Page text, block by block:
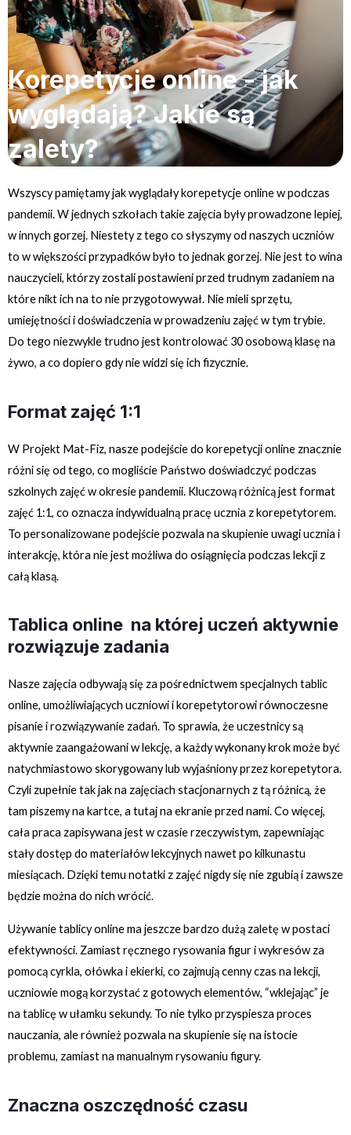
Korepetycje online - jak
wyglądają? Jakie są
zalety?
Wszyscy pamiętamy jak wyglądały korepetycje online w podczas
pandemii. W jednych szkołach takie zajęcia były prowadzone lepiej,
w innych gorzej. Niestety z tego co słyszymy od naszych uczniów
to w większości przypadków było to jednak gorzej. Nie jest to wina
nauczycieli, którzy zostali postawieni przed trudnym zadaniem na
które nikt ich na to nie przygotowywał. Nie mieli sprzętu,
umiejętności i doświadczenia w prowadzeniu zajęć w tym trybie.
Do tego niezwykle trudno jest kontrolować 30 osobową klasę na
żywo, a co dopiero gdy nie widzi się ich fizycznie.
Format zajęć 1:1
W Projekt Mat-Fiz, nasze podejście do korepetycji online znacznie
różni się od tego, co mogliście Państwo doświadczyć podczas
szkolnych zajęć w okresie pandemii. Kluczową różnicą jest format
zajęć 1:1, co oznacza indywidualną pracę ucznia z korepetytorem.
To personalizowane podejście pozwala na skupienie uwagi ucznia i
interakcję, która nie jest możliwa do osiągnięcia podczas lekcji z
całą klasą.
Tablica online na której uczeń aktywnie
rozwiązuje zadania
Nasze zajęcia odbywają się za pośrednictwem specjalnych tablic
online, umożliwiających uczniowi i korepetytorowi równoczesne
pisanie i rozwiązywanie zadań. To sprawia, że uczestnicy są
aktywnie zaangażowani w lekcję, a każdy wykonany krok może być
natychmiastowo skorygowany lub wyjaśniony przez korepetytora.
Czyli zupełnie tak jak na zajęciach stacjonarnych z tą różnicą, że
tam piszemy na kartce, a tutaj na ekranie przed nami. Co więcej,
cała praca zapisywana jest w czasie rzeczywistym, zapewniając
stały dostęp do materiałów lekcyjnych nawet po kilkunastu
miesiącach. Dzięki temu notatki z zajęć nigdy się nie zgubią i zawsze
będzie można do nich wrócić.
Używanie tablicy online ma jeszcze bardzo dużą zaletę w postaci
efektywności. Zamiast ręcznego rysowania figur i wykresów za
pomocą cyrkla, ołówka i ekierki, co zajmują cenny czas na lekcji,
uczniowie mogą korzystać z gotowych elementów, “wklejając” je
na tablicę w ułamku sekundy. To nie tylko przyspiesza proces
nauczania, ale również pozwala na skupienie się na istocie
problemu, zamiast na manualnym rysowaniu figury.
Znaczna oszczędność czasu